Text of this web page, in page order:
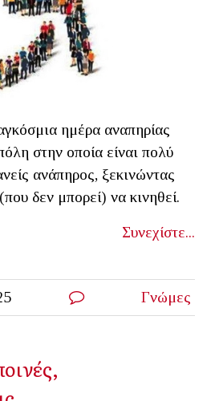
ημέρα αναπηρίας
στην οποία είναι πολύ
ανάπηρος, ξεκινώντας
δεν μπορεί) να κινηθεί.
Συνεχίστε...
Γνώμες